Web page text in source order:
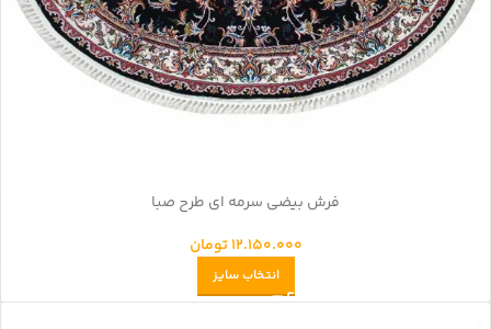
فرش بیضی سرمه ای طرح صبا
12.150.000 تومان
انتخاب سایز